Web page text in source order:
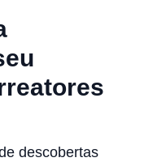
descobertas